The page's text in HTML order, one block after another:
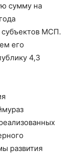
сумму на
субъектов МСП.
его
4,3
развития